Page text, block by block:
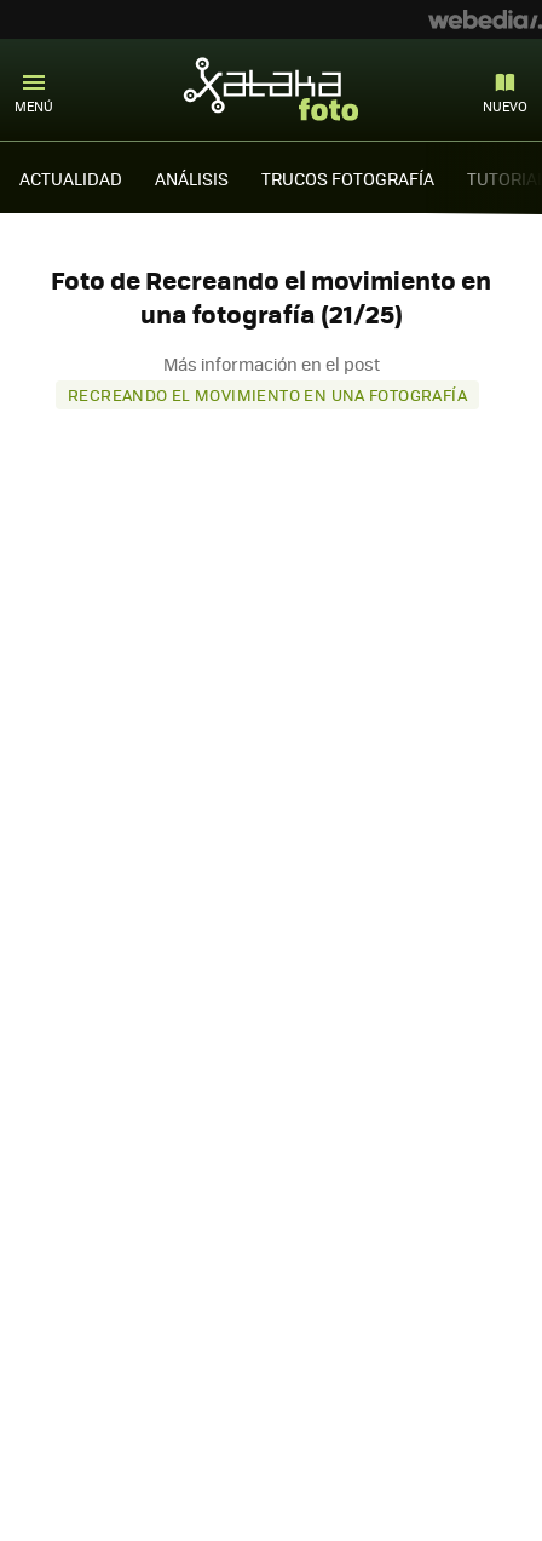
MENÚ NUEVO
ACTUALIDAD ANÁLISIS TRUCOS FOTOGRAFÍA
Foto de Recreando el movimiento en
una fotografía (21/25)
Más información en el post
RECREANDO EL MOVIMIENTO EN UNA FOTOGRAFÍA